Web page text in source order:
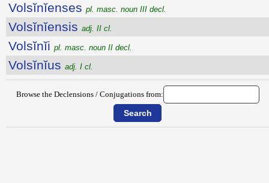
Volsĭnĭenses pl. masc. noun III decl.
Volsĭnĭensis adj. II cl.
Volsĭnĭi pl. masc. noun II decl.
Volsĭnĭus adj. I cl.
Browse the Declensions / Conjugations from: